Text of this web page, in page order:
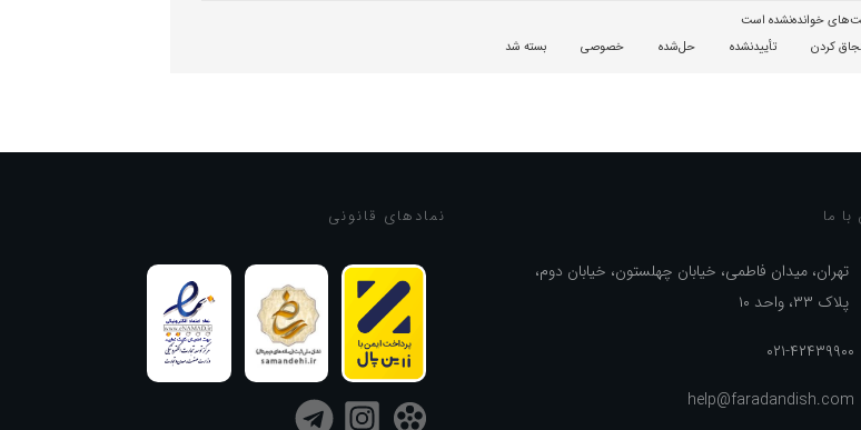
خوانده‌نشده است
کردن تأییدنشده حل‌شده خصوصی بسته شد
ما
تهران، میدان فاطمی، خیابان چهلستون، خیابان دوم،
پلاک ۳۳، واحد ۱۰
۰۲۱-۴۲۴۳۹۹۰۰
help@faradandish.com
نماد‌های قانونی